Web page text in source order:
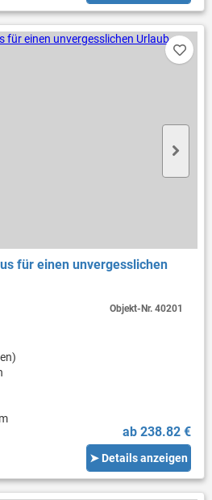
für einen unvergesslichen
ab 238.82 €
➤ Details anzeigen
Objekt-Nr.40201